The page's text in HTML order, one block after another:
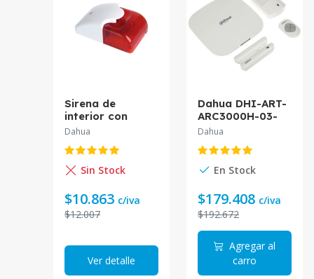
Sirena de
interior con
baliza Dahua 12v
DH-ARA11 *
Dahua
Sin Stock
$10.863 c/iva
$12.007
Ver detalle
Dahua DHI-ART-
ARC3000H-03-
GW2 Kit de
inalámbrica dual
sim conectividad
y GPRS
Dahua
En Stock
$179.408 c/iva
$192.672
Agregar al
carro